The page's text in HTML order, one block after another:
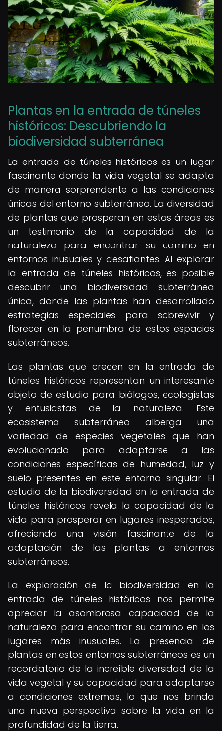
Plantas en la entrada de túneles
históricos: Descubriendo la
biodiversidad subterránea
La entrada de túneles históricos es un lugar
fascinante donde la vida vegetal se adapta
de manera sorprendente a las condiciones
únicas del entorno subterráneo. La diversidad
de plantas que prosperan en estas áreas es
un testimonio de la capacidad de la
naturaleza para encontrar su camino en
entornos inusuales y desafiantes. Al explorar
la entrada de túneles históricos, es posible
descubrir una biodiversidad subterránea
única, donde las plantas han desarrollado
estrategias especiales para sobrevivir y
florecer en la penumbra de estos espacios
subterráneos.
Las plantas que crecen en la entrada de
túneles históricos representan un interesante
objeto de estudio para biólogos, ecologistas
y entusiastas de la naturaleza. Este
ecosistema subterráneo alberga una
variedad de especies vegetales que han
evolucionado para adaptarse a las
condiciones específicas de humedad, luz y
suelo presentes en este entorno singular. El
estudio de la biodiversidad en la entrada de
túneles históricos revela la capacidad de la
vida para prosperar en lugares inesperados,
ofreciendo una visión fascinante de la
adaptación de las plantas a entornos
subterráneos.
La exploración de la biodiversidad en la
entrada de túneles históricos nos permite
apreciar la asombrosa capacidad de la
naturaleza para encontrar su camino en los
lugares más inusuales. La presencia de
plantas en estos entornos subterráneos es un
recordatorio de la increíble diversidad de la
vida vegetal y su capacidad para adaptarse
a condiciones extremas, lo que nos brinda
una nueva perspectiva sobre la vida en la
profundidad de la tierra.